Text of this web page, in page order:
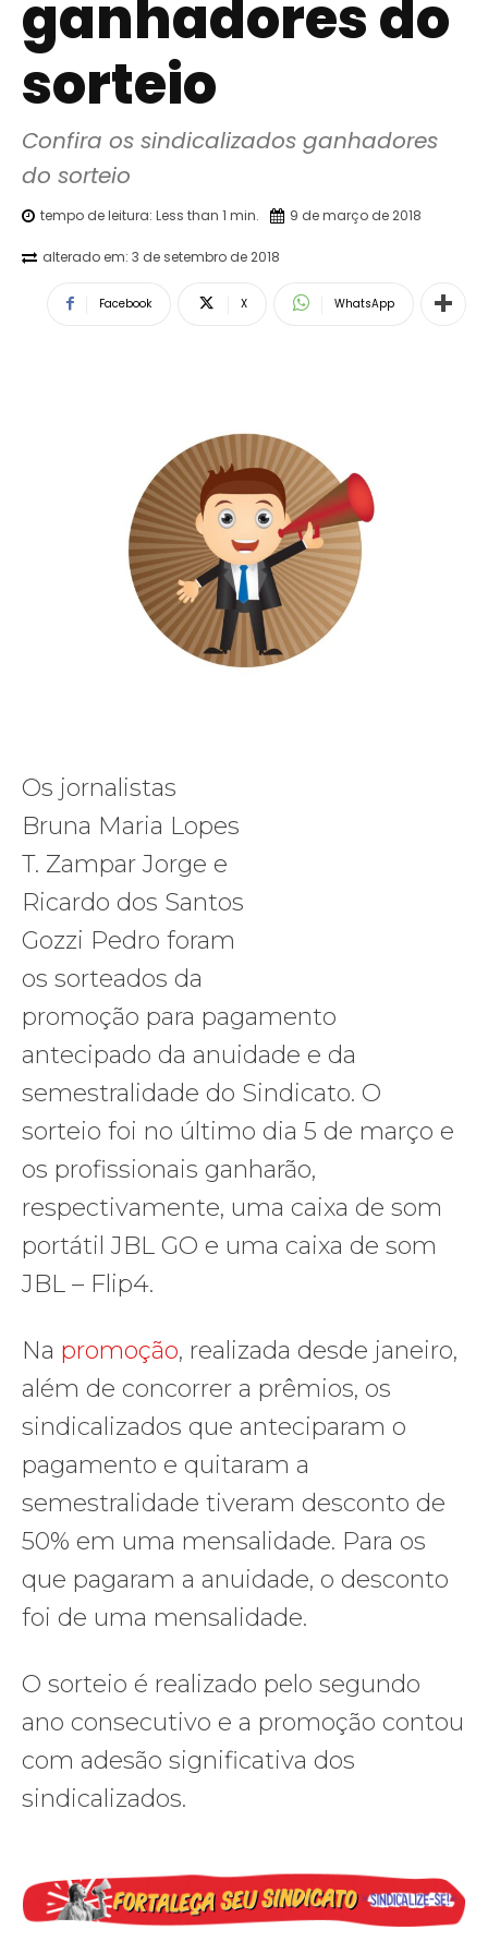
ganhadores do
sorteio
Confira os sindicalizados ganhadores
do sorteio
tempo de leitura: Less than 1 min. 9 de março de 2018
alterado em: 3 de setembro de 2018
Facebook X WhatsApp
Os jornalistas
Bruna Maria Lopes
T. Zampar Jorge e
Ricardo dos Santos
Gozzi Pedro foram
os sorteados da
promoção para pagamento
antecipado da anuidade e da
semestralidade do Sindicato. O
sorteio foi no último dia 5 de março e
os profissionais ganharão,
respectivamente, uma caixa de som
portátil JBL GO e uma caixa de som
JBL – Flip4.
Na promoção, realizada desde janeiro,
além de concorrer a prêmios, os
sindicalizados que anteciparam o
pagamento e quitaram a
semestralidade tiveram desconto de
50% em uma mensalidade. Para os
que pagaram a anuidade, o desconto
foi de uma mensalidade.
O sorteio é realizado pelo segundo
ano consecutivo e a promoção contou
com adesão significativa dos
sindicalizados.